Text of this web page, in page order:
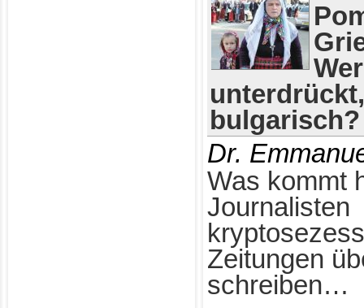
bulgarisch?
Dr.
Was kommt
Journalisten
Zeitungen
schreiben…